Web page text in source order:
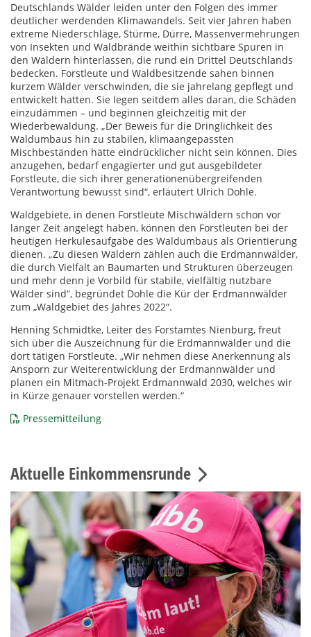
Deutschlands Wälder leiden unter den Folgen des immer
deutlicher werdenden Klimawandels. Seit vier Jahren haben
extreme Niederschläge, Stürme, Dürre, Massenvermehrungen
von Insekten und Waldbrände weithin sichtbare Spuren in
den Wäldern hinterlassen, die rund ein Drittel Deutschlands
bedecken. Forstleute und Waldbesitzende sahen binnen
kurzem Wälder verschwinden, die sie jahrelang gepflegt und
entwickelt hatten. Sie legen seitdem alles daran, die Schäden
einzudämmen – und beginnen gleichzeitig mit der
Wiederbewaldung. „Der Beweis für die Dringlichkeit des
Waldumbaus hin zu stabilen, klimaangepassten
Mischbeständen hätte eindrücklicher nicht sein können. Dies
anzugehen, bedarf engagierter und gut ausgebildeter
Forstleute, die sich ihrer generationenübergreifenden
Verantwortung bewusst sind“, erläutert Ulrich Dohle.
Waldgebiete, in denen Forstleute Mischwäldern schon vor
langer Zeit angelegt haben, können den Forstleuten bei der
heutigen Herkulesaufgabe des Waldumbaus als Orientierung
dienen. „Zu diesen Wäldern zählen auch die Erdmannwälder,
die durch Vielfalt an Baumarten und Strukturen überzeugen
und mehr denn je Vorbild für stabile, vielfältig nutzbare
Wälder sind“, begründet Dohle die Kür der Erdmannwälder
zum „Waldgebiet des Jahres 2022“.
Henning Schmidtke, Leiter des Forstamtes Nienburg, freut
sich über die Auszeichnung für die Erdmannwälder und die
dort tätigen Forstleute. „Wir nehmen diese Anerkennung als
Ansporn zur Weiterentwicklung der Erdmannwälder und
planen ein Mitmach-Projekt Erdmannwald 2030, welches wir
in Kürze genauer vorstellen werden.“
Pressemitteilung
Aktuelle Einkommensrunde